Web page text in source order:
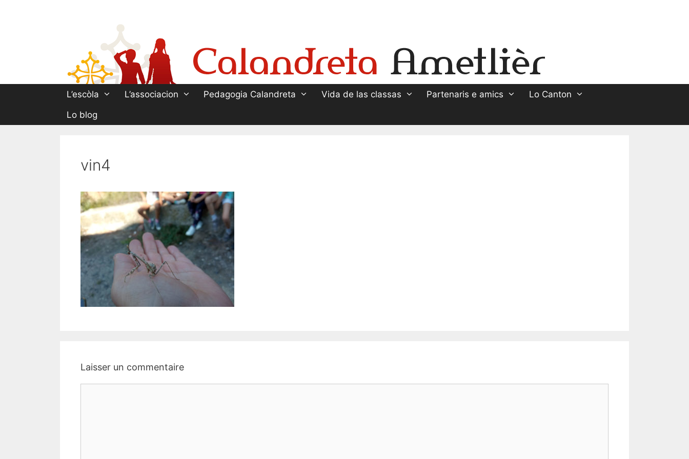
L’escòla L’associacion Pedagogia Calandreta Vida de las classas Partenaris e amics
Lo Canton
Lo blog
vin4
Laisser un commentaire